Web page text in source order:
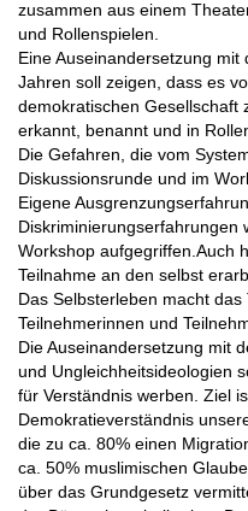
zusammen aus einem
und Rollenspielen.
Eine Auseinandersetzung
Jahren soll zeigen, dass es
demokratischen Gesellschaft
erkannt, benannt und in
Die Gefahren, die vom
Diskussionsrunde und im
Eigene
Diskriminierungserfahrungen
Workshop aufgegriffen.Auch
Teilnahme an den selbst
Das Selbsterleben macht
Teilnehmerinnen und
Die Auseinandersetzung mit
und Ungleichheitsideologien
für Verständnis werben. Ziel
Demokratieverständnis
die zu ca. 80% einen
ca. 50% muslimischen
über das Grundgesetz